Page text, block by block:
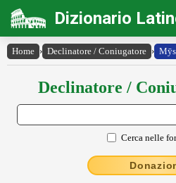
Dizionario
Home › Declinatore / Coniugatore ›
Declinatore /
Cerca nelle